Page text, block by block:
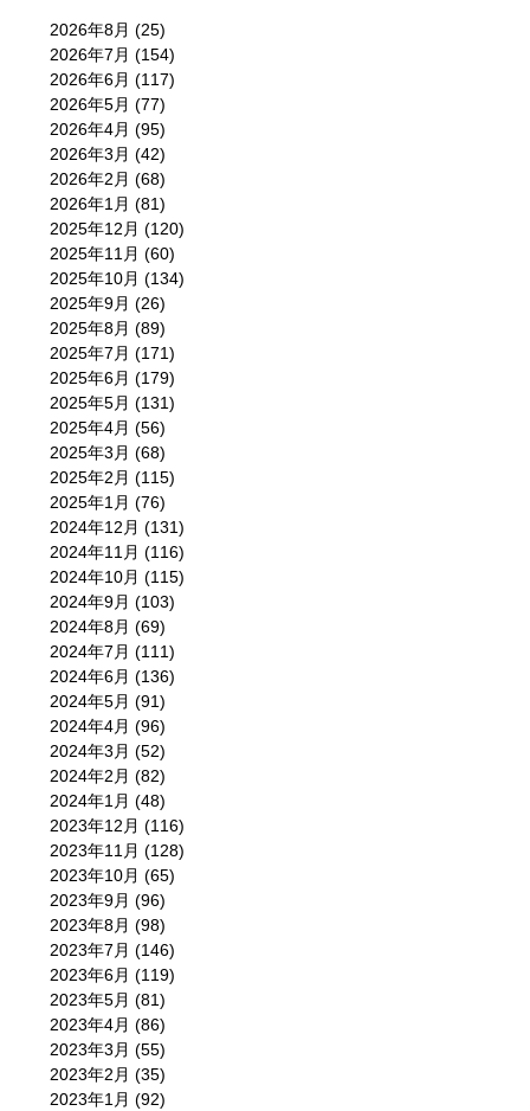
2026年8月 (25)
2026年7月 (154)
2026年6月 (117)
2026年5月 (77)
2026年4月 (95)
2026年3月 (42)
2026年2月 (68)
2026年1月 (81)
2025年12月 (120)
2025年11月 (60)
2025年10月 (134)
2025年9月 (26)
2025年8月 (89)
2025年7月 (171)
2025年6月 (179)
2025年5月 (131)
2025年4月 (56)
2025年3月 (68)
2025年2月 (115)
2025年1月 (76)
2024年12月 (131)
2024年11月 (116)
2024年10月 (115)
2024年9月 (103)
2024年8月 (69)
2024年7月 (111)
2024年6月 (136)
2024年5月 (91)
2024年4月 (96)
2024年3月 (52)
2024年2月 (82)
2024年1月 (48)
2023年12月 (116)
2023年11月 (128)
2023年10月 (65)
2023年9月 (96)
2023年8月 (98)
2023年7月 (146)
2023年6月 (119)
2023年5月 (81)
2023年4月 (86)
2023年3月 (55)
2023年2月 (35)
2023年1月 (92)